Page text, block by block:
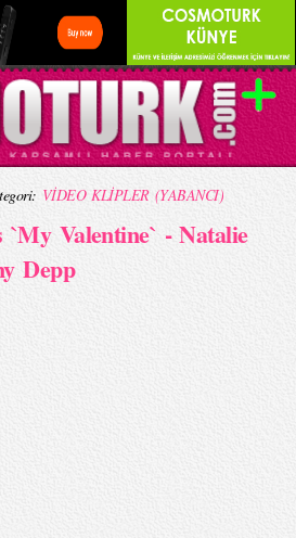
VİDEO KLİPLER (YABANCI)
`My Valentine` - Natalie
Depp